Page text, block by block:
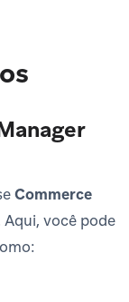
Commerce
Aqui, você pode